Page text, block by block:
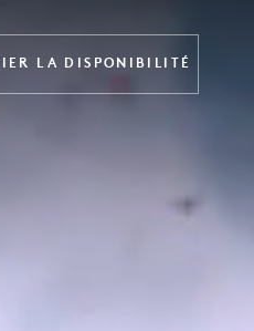
LA DISPONIBILITÉ